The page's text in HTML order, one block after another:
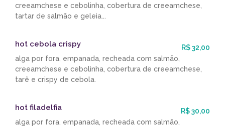
creeamchese e cebolinha, cobertura de creeamchese,
tartar de salmão e geleia...
hot cebola crispy
R$ 32,00
alga por fora, empanada, recheada com salmão,
creeamchese e cebolinha, cobertura de creeamchese,
tarê e crispy de cebola.
hot filadelfia
R$ 30,00
alga por fora, empanada, recheada com salmão,